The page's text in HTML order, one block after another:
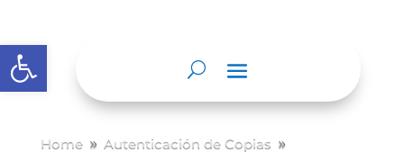
Abrir barra de herramientas
Home 9 Autenticación de Copias 9